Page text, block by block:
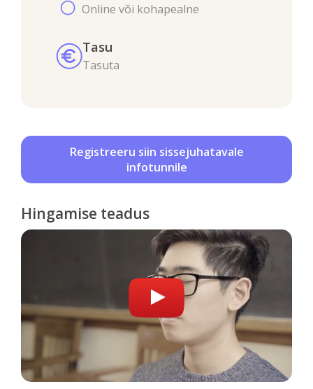
Online või kohapealne
Tasu
Tasuta
Registreeru siin sissejuhatavale
infotunnile
Hingamise teadus